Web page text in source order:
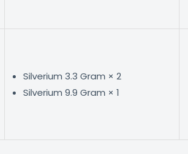
Silverium 3.3 Gram × 2
Silverium 9.9 Gram × 1